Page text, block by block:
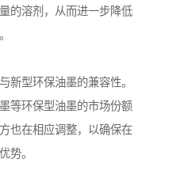
的溶剂，从而进一步降低
新型环保油墨的兼容性。
等环保型油墨的市场份额
也在相应调整，以确保在
势。